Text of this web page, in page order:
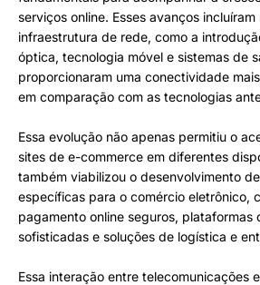
serviços online. Esses avanços incluíram
infraestrutura de rede, como a
óptica, tecnologia móvel e sistemas de
proporcionaram uma conectividade
em comparação com as tecnologias
Essa evolução não apenas permitiu o
sites de e-commerce em diferentes
também viabilizou o desenvolvimento
específicas para o comércio eletrônico,
pagamento online seguros, plataformas
sofisticadas e soluções de logística e
Essa interação entre telecomunicações